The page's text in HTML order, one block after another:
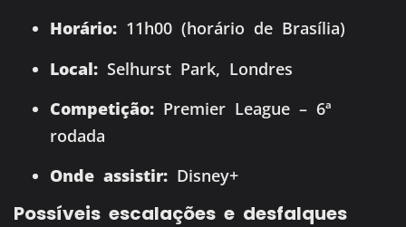
Horário: 11h00 (horário de Brasília)
Local: Selhurst Park, Londres
Competição: Premier League – 6ª
rodada
Onde assistir: Disney+
Possíveis escalações e desfalques